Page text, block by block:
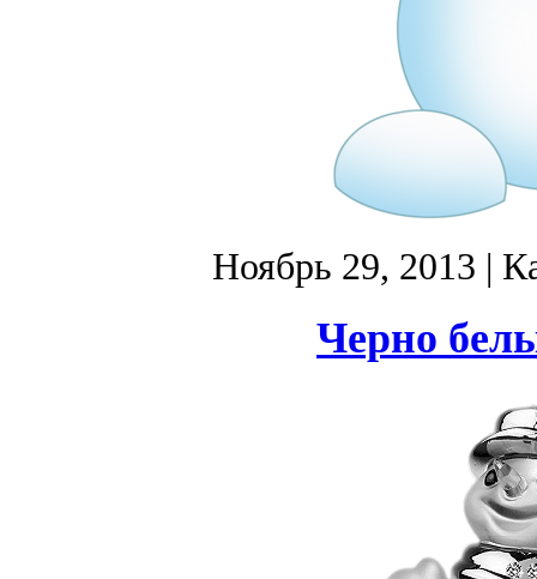
Ноябрь 29, 2013 |
Черно